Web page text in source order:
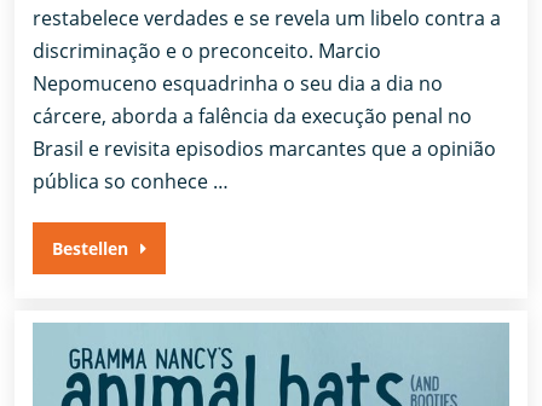
restabelece verdades e se revela um libelo contra a
discriminação e o preconceito. Marcio
Nepomuceno esquadrinha o seu dia a dia no
cárcere, aborda a falência da execução penal no
Brasil e revisita episodios marcantes que a opinião
pública so conhece …
Bestellen